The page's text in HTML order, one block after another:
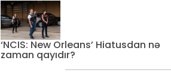
‘NCIS: New Orleans’ Hiatusdan nə
zaman qayıdır?